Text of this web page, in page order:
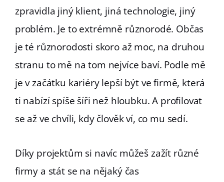
zpravidla jiný klient, jiná technologie, jiný
problém. Je to extrémně různorodé. Občas
je té různorodosti skoro až moc, na druhou
stranu to mě na tom nejvíce baví. Podle mě
je v začátku kariéry lepší být ve firmě, která
ti nabízí spíše šíři než hloubku. A profilovat
se až ve chvíli, kdy člověk ví, co mu sedí.
Díky projektům si navíc můžeš zažít různé
firmy a stát se na nějaký čas